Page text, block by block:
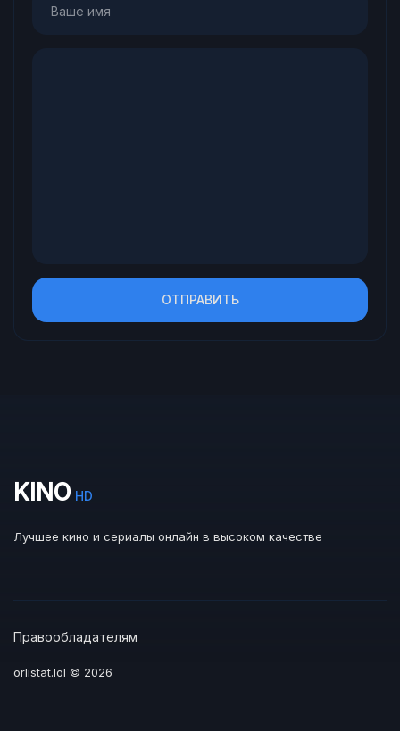
ОТПРАВИТЬ
KINO HD
Лучшее кино и сериалы онлайн в высоком качестве
Правообладателям
orlistat.lol © 2026